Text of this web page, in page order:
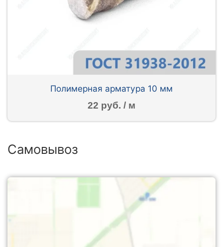
Полимерная арматура 10 мм
22 руб. / м
Самовывоз